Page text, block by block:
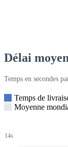
Délai
Temps en secondes
Temps de
Moyenne
14s